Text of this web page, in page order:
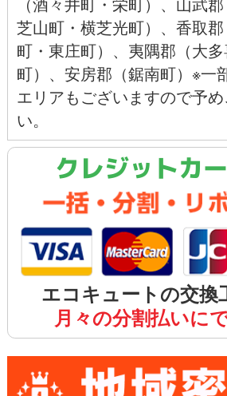
芝山町・横芝光町）、香取
町・東庄町）、夷隅郡（大
町）、安房郡（鋸南町）※一
エリアもございますので予
い。
クレジットカ
エコキュートの交換
月々の分割払いに